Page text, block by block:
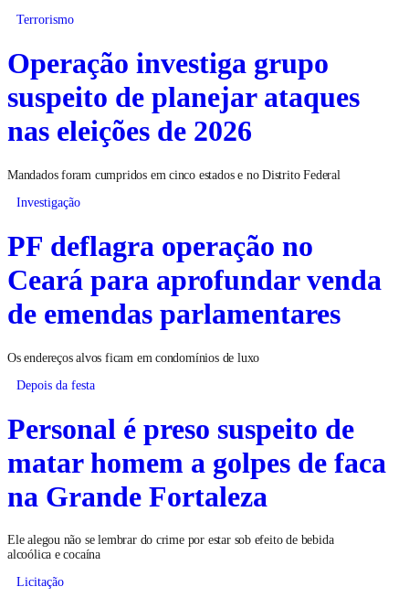
Terrorismo
Operação investiga grupo
suspeito de planejar ataques
nas eleições de 2026
Mandados foram cumpridos em cinco estados e no Distrito Federal
Investigação
PF deflagra operação no
Ceará para aprofundar venda
de emendas parlamentares
Os endereços alvos ficam em condomínios de luxo
Depois da festa
Personal é preso suspeito de
matar homem a golpes de faca
na Grande Fortaleza
Ele alegou não se lembrar do crime por estar sob efeito de bebida
alcoólica e cocaína
Licitação